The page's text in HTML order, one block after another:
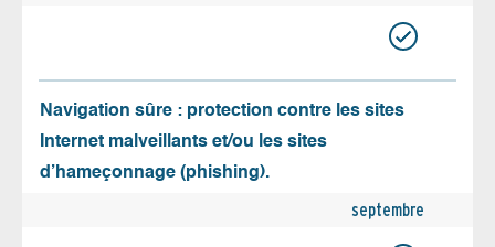
Navigation sûre : protection contre les sites
Internet malveillants et/ou les sites
d’hameçonnage (phishing).
septembre